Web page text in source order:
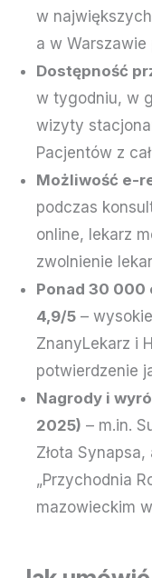
w
a w Warszawie
Dostępność
w tygodniu, w
wizyty
Pacjentów z
Możliwość e-
podczas
online, lekarz
zwolnienie
Ponad 30 000
4,9/5 –
ZnanyLekarz i
potwierdzenie
Nagrody i
2025) – m.in.
Złota
„Przychodnia
mazowieckim